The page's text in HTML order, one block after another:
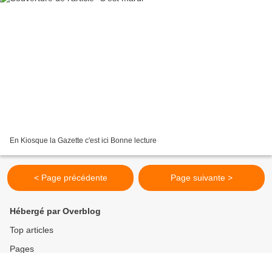
En Kiosque la Gazette c'est ici Bonne lecture
< Page précédente Page suivante >
Hébergé par Overblog
Top articles
Pages